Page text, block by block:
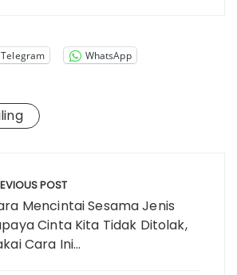
Telegram WhatsApp
POST
Mencintai Sesama Jenis
Cinta Kita Tidak Ditolak,
Cara Ini…